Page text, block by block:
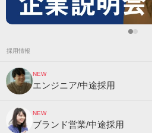
採用情報
NEW
エンジニア/中途採用
NEW
ブランド営業/中途採用